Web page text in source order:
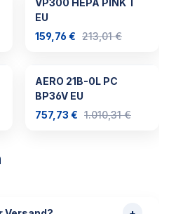
EU
159,76 € 213,01 €
AERO 21B-0L PC
BP36V EU
757,73 € 1.010,31 €